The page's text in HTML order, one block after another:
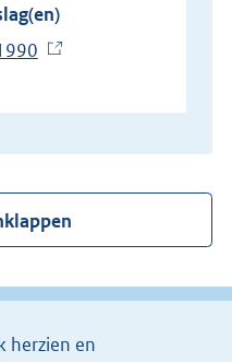
x
r
n
l
n
herzien en